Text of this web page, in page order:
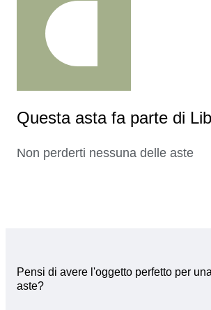
Questa asta fa parte di
Non perderti nessuna delle aste
Pensi di avere l'oggetto perfetto per
aste?